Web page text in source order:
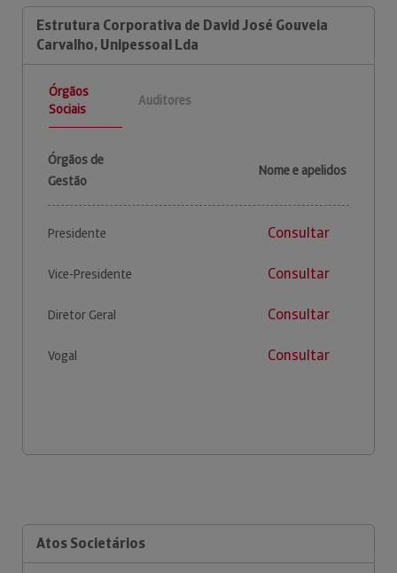
Estrutura Corporativa de David José Gouveia
Carvalho, Unipessoal Lda
Órgãos
Sociais
Auditores
Órgãos de
Gestão
Nome e apelidos
Presidente Consultar
Vice-Presidente Consultar
Diretor Geral Consultar
Vogal Consultar
Atos Societários